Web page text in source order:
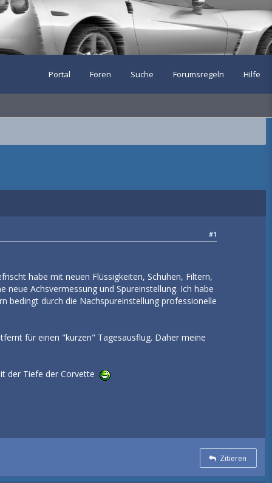
Portal Foren Suche Forumsregeln Hilfe
#1
habe mit neuen Flüssigkeiten, Schuhen, Filtern,
Achsvermessung und Spureinstellung. Ich habe
bedingt durch die Nachspureinstellung professionelle
für einen "kurzen" Tagesausflug. Daher meine
der Tiefe der Corvette
Zitieren